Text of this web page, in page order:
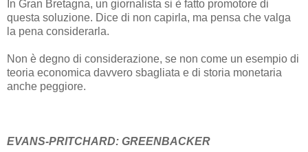
In Gran Bretagna, un giornalista si è fatto promotore di
questa soluzione. Dice di non capirla, ma pensa che valga
la pena considerarla.
Non è degno di considerazione, se non come un esempio di
teoria economica davvero sbagliata e di storia monetaria
anche peggiore.
EVANS-PRITCHARD: GREENBACKER